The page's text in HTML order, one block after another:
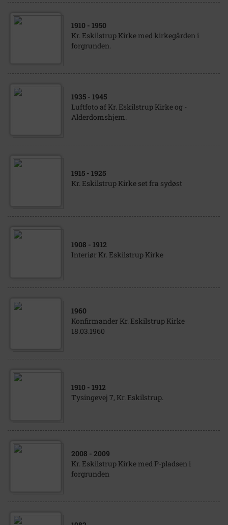
1910 - 1950
Kr. Eskilstrup Kirke med kirkegården i
forgrunden.
1935 - 1945
Luftfoto af Kr. Eskilstrup Kirke og -
Alderdomshjem.
1915 - 1925
Kr. Eskilstrup Kirke set fra sydøst
1908 - 1912
Interiør Kr. Eskilstrup Kirke
1960
Konfirmander Kr. Eskilstrup Kirke
18.03.1960
1910 - 1912
Tysingevej 7, Kr. Eskilstrup.
2008 - 2009
Kr. Eskilstrup Kirke med P-pladsen i
forgrunden